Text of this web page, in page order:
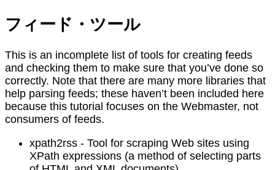
フィード・ツール
This is an incomplete list of tools for creating feeds
and checking them to make sure that you’ve done so
correctly. Note that there are many more libraries that
help parsing feeds; these haven’t been included here
because this tutorial focuses on the Webmaster, not
consumers of feeds.
xpath2rss - Tool for scraping Web sites using
XPath expressions (a method of selecting parts